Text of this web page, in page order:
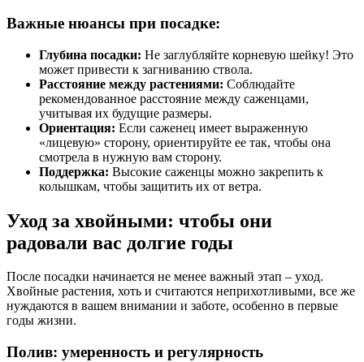
Важные нюансы при посадке:
Глубина посадки: Не заглубляйте корневую шейку! Это
может привести к загниванию ствола.
Расстояние между растениями: Соблюдайте
рекомендованное расстояние между саженцами,
учитывая их будущие размеры.
Ориентация: Если саженец имеет выраженную
«лицевую» сторону, ориентируйте ее так, чтобы она
смотрела в нужную вам сторону.
Поддержка: Высокие саженцы можно закрепить к
колышкам, чтобы защитить их от ветра.
Уход за хвойными: чтобы они
радовали вас долгие годы
После посадки начинается не менее важный этап – уход.
Хвойные растения, хоть и считаются неприхотливыми, все же
нуждаются в вашем внимании и заботе, особенно в первые
годы жизни.
Полив: умеренность и регулярность